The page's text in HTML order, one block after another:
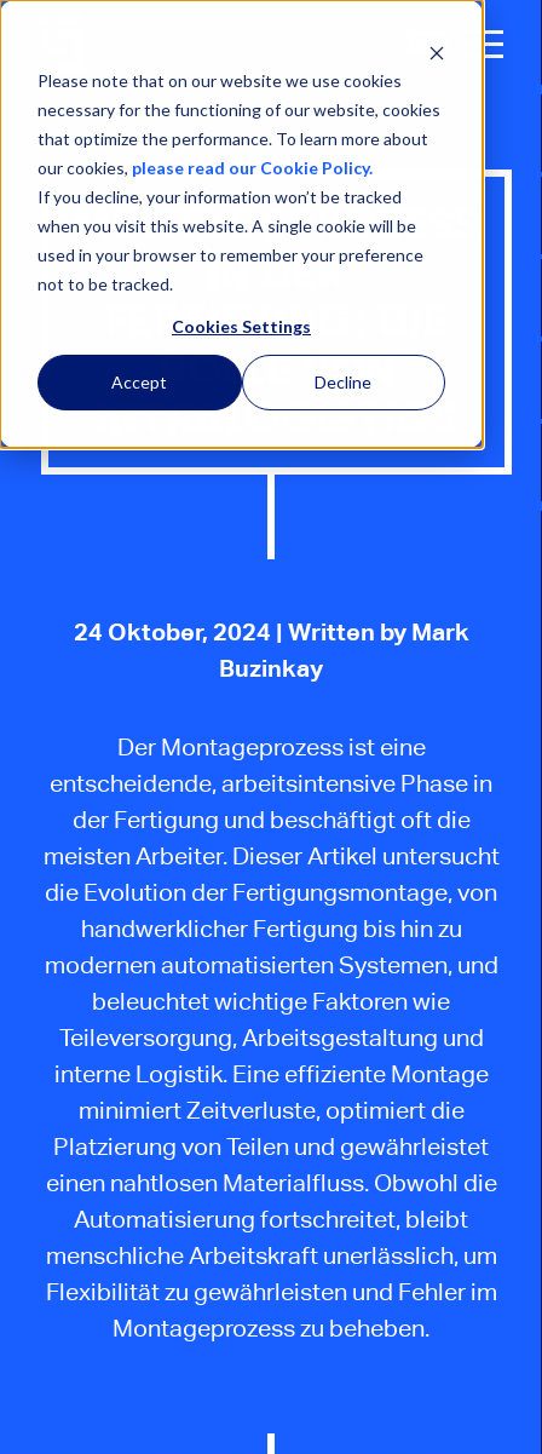
Please note that on our website we use cookies
necessary for the functioning of our website, cookies
that optimize the performance. To learn more about
our cookies, please read our Cookie Policy.
If you decline, your information won’t be tracked
when you visit this website. A single cookie will be
used in your browser to remember your preference
not to be tracked.
Cookies Settings
Accept Decline
Open
MONTAGEPROZESS
IN DER
FERTIGUNG: DIE
ROLLE VON
INTRALOGISTICS
24 Oktober, 2024 | Written by Mark
Buzinkay
Der Montageprozess ist eine
entscheidende, arbeitsintensive Phase in
der Fertigung und beschäftigt oft die
meisten Arbeiter. Dieser Artikel untersucht
die Evolution der Fertigungsmontage, von
handwerklicher Fertigung bis hin zu
modernen automatisierten Systemen, und
beleuchtet wichtige Faktoren wie
Teileversorgung, Arbeitsgestaltung und
interne Logistik. Eine effiziente Montage
minimiert Zeitverluste, optimiert die
Platzierung von Teilen und gewährleistet
einen nahtlosen Materialfluss. Obwohl die
Automatisierung fortschreitet, bleibt
menschliche Arbeitskraft unerlässlich, um
Flexibilität zu gewährleisten und Fehler im
Montageprozess zu beheben.